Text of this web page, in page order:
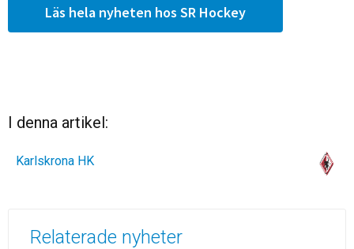
Läs hela nyheten hos SR Hockey
I denna artikel:
Karlskrona HK
Relaterade nyheter